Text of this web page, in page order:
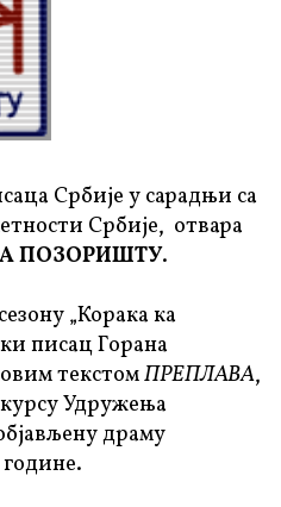
Србије у сарадњи са
Србије, отвара
ПОЗОРИШТУ.
„Корака ка
писац Горана
текстомПРЕПЛАВА,
Удружења
драму
године.